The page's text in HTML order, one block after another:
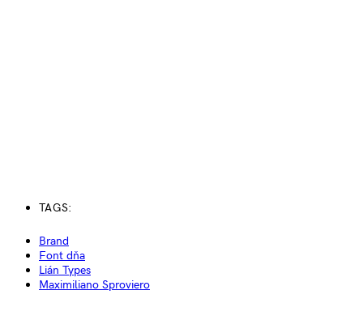
TAGS:
Brand
Font dňa
Lián Types
Maximiliano Sproviero